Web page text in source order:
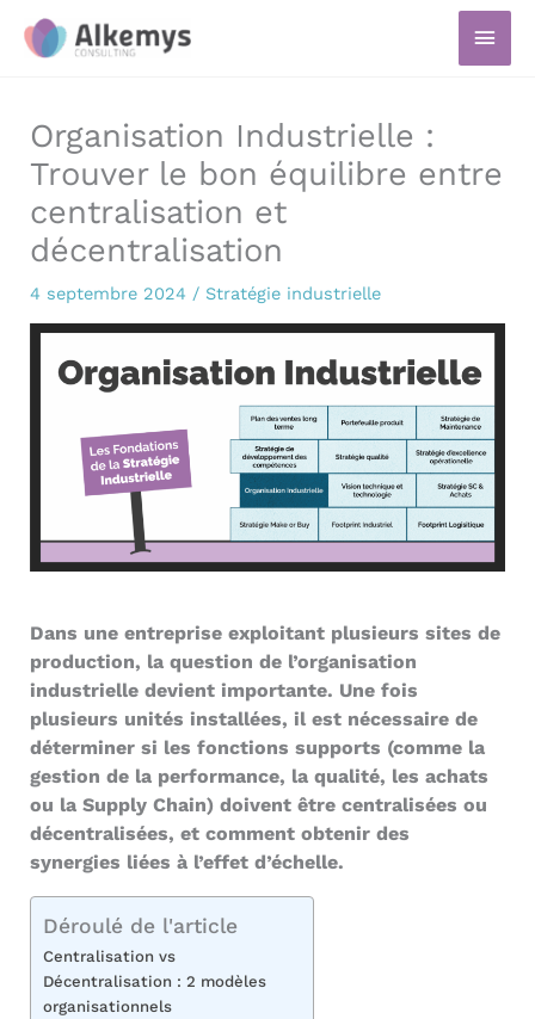
Organisation Industrielle :
Trouver le bon équilibre entre
centralisation et
décentralisation
4 septembre 2024 / Stratégie industrielle
Dans une entreprise exploitant plusieurs sites de
production, la question de l’organisation
industrielle devient importante. Une fois
plusieurs unités installées, il est nécessaire de
déterminer si les fonctions supports (comme la
gestion de la performance, la qualité, les achats
ou la Supply Chain) doivent être centralisées ou
décentralisées, et comment obtenir des
synergies liées à l’effet d’échelle.
Déroulé de l'article
Centralisation vs
Décentralisation : 2 modèles
organisationnels